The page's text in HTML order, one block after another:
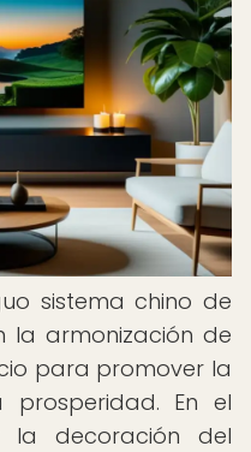
sistema chino de
la armonización de
para promover la
En el
la decoración del